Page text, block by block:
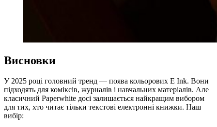
Висновки
У 2025 році головний тренд — поява кольорових E Ink. Вони
підходять для коміксів, журналів і навчальних матеріалів. Але
класичний Paperwhite досі залишається найкращим вибором
для тих, хто читає тільки текстові електронні книжки. Наш
вибір: